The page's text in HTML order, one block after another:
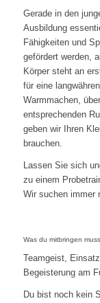
Gerade in den
Ausbildung
Fähigkeiten und
gefördert werden,
Körper steht an
für eine
Warmmachen,
entsprechenden
geben wir Ihren
brauchen.
Lassen Sie sich
zu einem
Wir suchen immer
Was du mitbringen
Teamgeist,
Begeisterung am
Du bist noch kein